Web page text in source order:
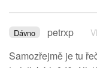
Dávno petrxp
Samozřejmě je tu